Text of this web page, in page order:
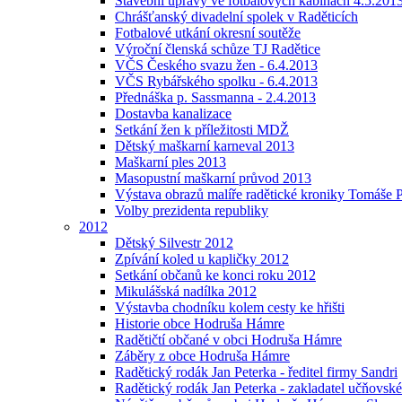
Chrášťanský divadelní spolek v Raděticích
Fotbalové utkání okresní soutěže
Výroční členská schůze TJ Radětice
VČS Českého svazu žen - 6.4.2013
VČS Rybářského spolku - 6.4.2013
Přednáška p. Sassmanna - 2.4.2013
Dostavba kanalizace
Setkání žen k příležitosti MDŽ
Dětský maškarní karneval 2013
Maškarní ples 2013
Masopustní maškarní průvod 2013
Výstava obrazů malíře radětické kroniky Tomáše
Volby prezidenta republiky
2012
Dětský Silvestr 2012
Zpívání koled u kapličky 2012
Setkání občanů ke konci roku 2012
Mikulášská nadílka 2012
Výstavba chodníku kolem cesty ke hřišti
Historie obce Hodruša Hámre
Radětičtí občané v obci Hodruša Hámre
Záběry z obce Hodruša Hámre
Radětický rodák Jan Peterka - ředitel firmy Sandri
Radětický rodák Jan Peterka - zakladatel učňovské